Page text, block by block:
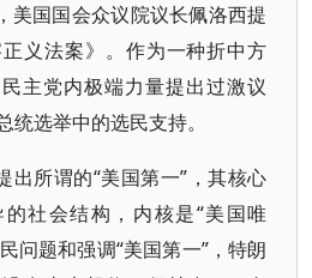
美国国会众议院议长佩洛西提
义法案》。作为一种折中方
主党内极端力量提出过激议
选举中的选民支持。
出所谓的“美国第一”，其核心
社会结构，内核是“美国唯
问题和强调“美国第一”，特朗